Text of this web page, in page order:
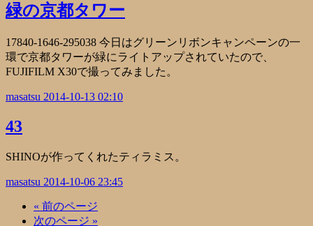
緑の京都タワー
17840-1646-295038 今日はグリーンリボンキャンペーンの一
環で京都タワーが緑にライトアップされていたので、
FUJIFILM X30で撮ってみました。
masatsu 2014-10-13 02:10
43
SHINOが作ってくれたティラミス。
masatsu 2014-10-06 23:45
« 前のページ
次のページ »